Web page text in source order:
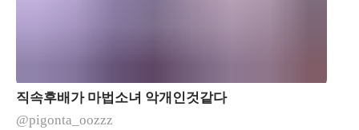
직속후배가 마법소녀 악개인것같다
@pigonta_oozzz